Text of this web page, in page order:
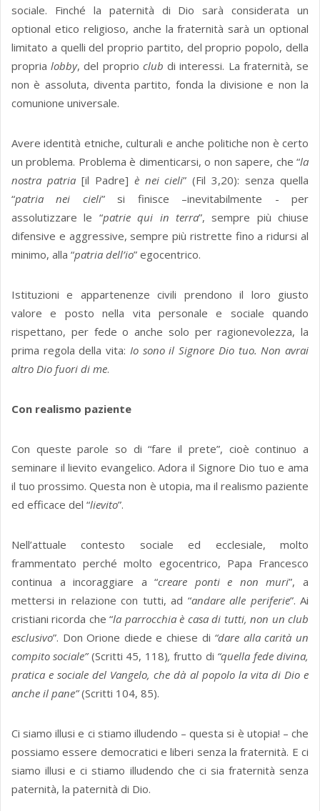
sociale. Finché la paternità di Dio sarà considerata un
optional etico religioso, anche la fraternità sarà un optional
limitato a quelli del proprio partito, del proprio popolo, della
proprialobby, del proprio club di interessi. La fraternità, se
non è assoluta, diventa partito, fonda la divisione e non la
comunione universale.
Avere identità etniche, culturali e anche politiche non è certo
un problema. Problema è dimenticarsi, o non sapere, che “la
nostra patria[il Padre] è nei cieli” (Fil 3,20): senza quella
“patria nei cieli” si finisce –inevitabilmente - per
assolutizzare le “patrie qui in terra”, sempre più chiuse
difensive e aggressive, sempre più ristrette fino a ridursi al
minimo, alla “patria dell’io” egocentrico.
Istituzioni e appartenenze civili prendono il loro giusto
valore e posto nella vita personale e sociale quando
rispettano, per fede o anche solo per ragionevolezza, la
prima regola della vita: Io sono il Signore Dio tuo. Non avrai
altro Dio fuori di me.
Con realismo paziente
Con queste parole so di “fare il prete”, cioè continuo a
seminare il lievito evangelico. Adora il Signore Dio tuo e ama
il tuo prossimo. Questa non è utopia, ma il realismo paziente
ed efficace del “lievito”.
Nell’attuale contesto sociale ed ecclesiale, molto
frammentato perché molto egocentrico, Papa Francesco
continua a incoraggiare a “creare ponti e non muri”, a
mettersi in relazione con tutti, ad “andare alle periferie”. Ai
cristiani ricorda che “la parrocchia è casa di tutti, non un club
esclusivo”. Don Orione diede e chiese di “dare alla carità un
compito sociale”(Scritti 45, 118),frutto di “quella fede divina,
pratica e sociale del Vangelo, che dà al popolo la vita di Dio e
anche il pane”(Scritti 104, 85).
Ci siamo illusi e ci stiamo illudendo – questa si è utopia! – che
possiamo essere democratici e liberi senza la fraternità. E ci
siamo illusi e ci stiamo illudendo che ci sia fraternità senza
paternità, la paternità di Dio.